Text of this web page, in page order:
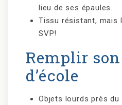
lieu de ses épaules.
Tissu résistant, mais
SVP!
Remplir
d’école
Objets lourds près du